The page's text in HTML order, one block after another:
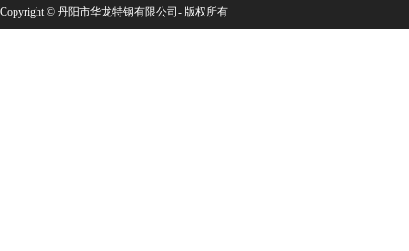
Copyright © 丹阳市华龙特钢有限公司- 版权所有